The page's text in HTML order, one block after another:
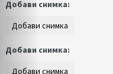
Добави снимка:
Добави снимка: